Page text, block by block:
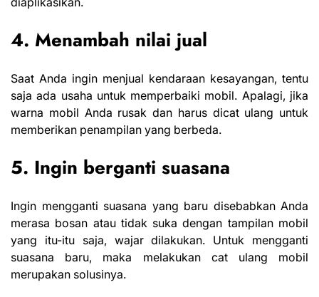
4. Menambah nilai jual
Saat Anda ingin menjual kendaraan kesayangan, tentu
saja ada usaha untuk memperbaiki mobil. Apalagi, jika
warna mobil Anda rusak dan harus dicat ulang untuk
memberikan penampilan yang berbeda.
5. Ingin berganti suasana
Ingin mengganti suasana yang baru disebabkan Anda
merasa bosan atau tidak suka dengan tampilan mobil
yang itu-itu saja, wajar dilakukan. Untuk mengganti
suasana baru, maka melakukan cat ulang mobil
merupakan solusinya.